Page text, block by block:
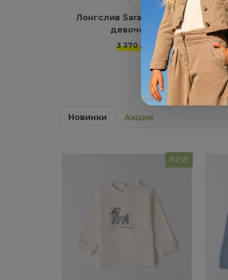
Лонгслив Saraband для
девочек
3 370 ₽
Новинки Акции
NEW